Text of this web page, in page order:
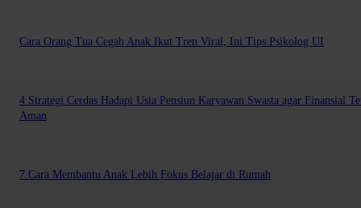
Cara Orang Tua Cegah Anak Ikut Tren Viral, Ini Tips Psikolog UI
4 Strategi Cerdas Hadapi Usia Pensiun Karyawan Swasta agar Finansial
Aman
7 Cara Membantu Anak Lebih Fokus Belajar di Rumah